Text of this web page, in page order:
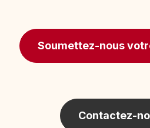
Soumettez-nous
Contactez-